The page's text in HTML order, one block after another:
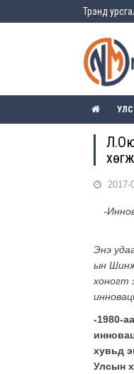
Трэнд
УЛС
2017-
-
Энэ
ын
хоногт
-1980-
хувьд
Улсын